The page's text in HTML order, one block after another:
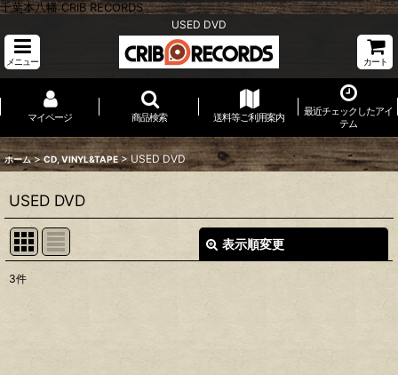
千葉本八幡 CRIB RECORDS
USED DVD
メニュー カート
マイページ 商品検索 送料等ご利用案内
最近チェックしたアイ
テム
ホーム > CD, VINYL&TAPE > USED DVD
USED DVD
表示順変更
3件